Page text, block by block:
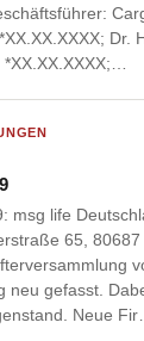
Dr.
msg life
65,
neu gefasst.
Neue Fir…